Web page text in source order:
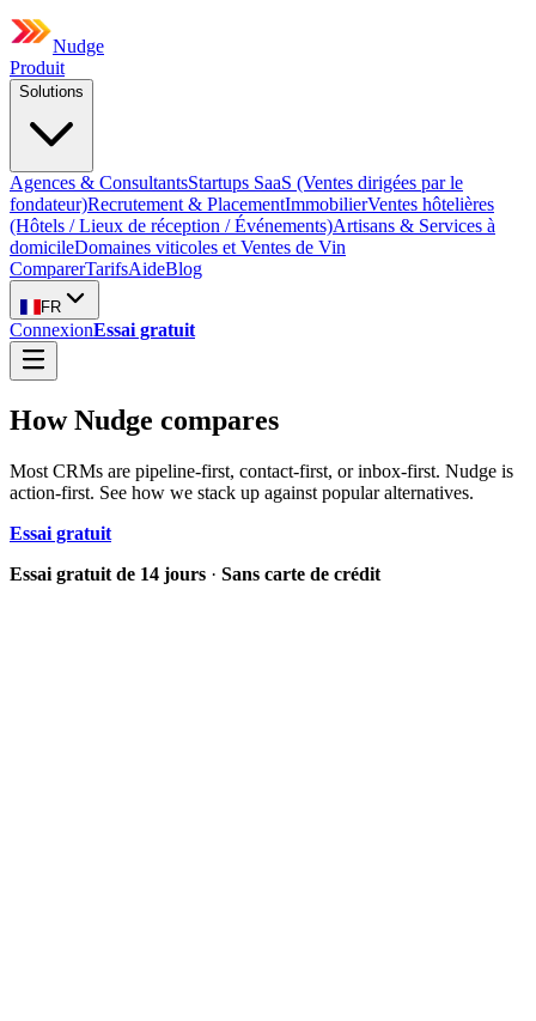
Nudge
Produit
Solutions
Agences & ConsultantsStartups SaaS (Ventes dirigées par le
fondateur)Recrutement & PlacementImmobilierVentes hôtelières
(Hôtels / Lieux de réception / Événements)Artisans & Services à
domicileDomaines viticoles et Ventes de Vin
ComparerTarifsAideBlog
FR
ConnexionEssai gratuit
How Nudge compares
Most CRMs are pipeline-first, contact-first, or inbox-first. Nudge is
action-first. See how we stack up against popular alternatives.
Essai gratuit
Essai gratuit de 14 jours · Sans carte de crédit